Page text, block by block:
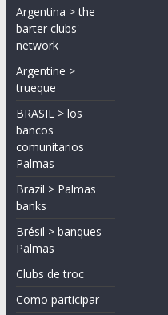
Argentina > the
barter clubs'
network
Argentine >
trueque
BRASIL > los
bancos
comunitarios
Palmas
Brazil > Palmas
banks
Brésil > banques
Palmas
Clubs de troc
Como participar